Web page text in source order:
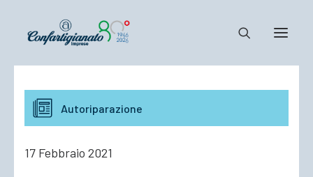
Notizie e Documenti
Confartigianato
Autoriparazione
17 Febbraio 2021